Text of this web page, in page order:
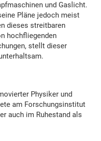
und Gaslicht.
Pläne jedoch meist
dieses streitbaren
hochfliegenden
stellt dieser
Physiker und
am Forschungsinstitut
auch im Ruhestand als